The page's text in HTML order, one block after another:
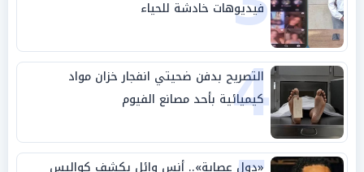
فيديوهات خادشة للحياء
4
التصريح بدفن ضحيتي انفجار خزان مواد
كيميائية بأحد مصانع الفيوم
«دول عصابة».. أنس وائل يكشف كواليس